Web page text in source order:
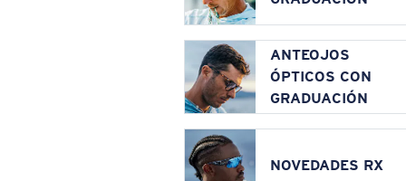
ANTEOJOS
ÓPTICOS CON
GRADUACIÓN
NOVEDADES RX